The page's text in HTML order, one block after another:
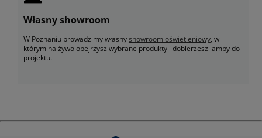
Własny showroom
W Poznaniu prowadzimy własnyshowroom oświetleniowy, w
którym na żywo obejrzysz wybrane produkty i dobierzesz lampy do
projektu.